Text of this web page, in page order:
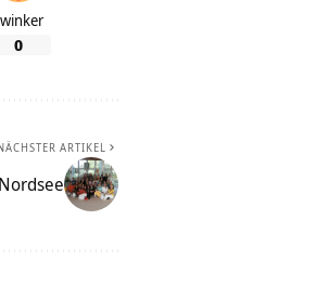
0
ARTIKEL